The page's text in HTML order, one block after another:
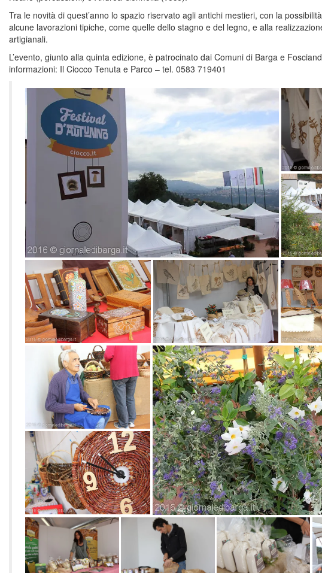
Tra le novità di quest’anno lo spazio riservato agli antichi mestieri, con la
alcune lavorazioni tipiche, come quelle dello stagno e del legno, e alla
artigianali.
L’evento, giunto alla quinta edizione, è patrocinato dai Comuni di Barga e
informazioni: Il Ciocco Tenuta e Parco – tel. 0583 719401